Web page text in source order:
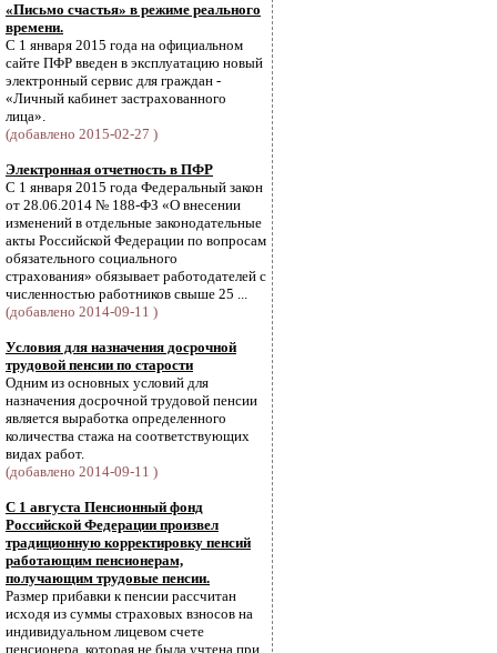
«Письмо счастья» в режиме реального
времени.
С 1 января 2015 года на официальном
сайте ПФР введен в эксплуатацию новый
электронный сервис для граждан -
«Личный кабинет застрахованного
лица».
(добавлено 2015-02-27 )
Электронная отчетность в ПФР
С 1 января 2015 года Федеральный закон
от 28.06.2014 № 188-ФЗ «О внесении
изменений в отдельные законодательные
акты Российской Федерации по вопросам
обязательного социального
страхования» обязывает работодателей с
численностью работников свыше 25 ...
(добавлено 2014-09-11 )
Условия для назначения досрочной
трудовой пенсии по старости
Одним из основных условий для
назначения досрочной трудовой пенсии
является выработка определенного
количества стажа на соответствующих
видах работ.
(добавлено 2014-09-11 )
С 1 августа Пенсионный фонд
Российской Федерации произвел
традиционную корректировку пенсий
работающим пенсионерам,
получающим трудовые пенсии.
Размер прибавки к пенсии рассчитан
исходя из суммы страховых взносов на
индивидуальном лицевом счете
пенсионера, которая не была учтена при